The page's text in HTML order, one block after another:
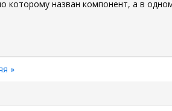
которому назван компонент, а в
»